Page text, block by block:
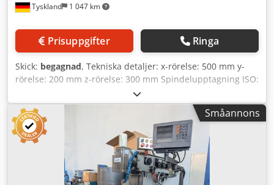
Tyskland 1 047 km
Prisuppgifter Ringa
Skick: begagnad, Tekniska detaljer: x-rörelse: 500 mm y-
rörelse: 200 mm z-rörelse: 300 mm Spindelupptagning ISO:
MK 4 Vertikal pinolrörelse: 60 mm Spindelhuvud svängbart
vänster och höger: 45° Avstånd spindelspets till
inspänningsyta vertikalt: min./max.: 50 / 350 mm Utskjut
vertikalt: 250 mm Bordets fastspänningsyta: 710 x 200 mm
Bord svängbart ca.: 45° höger/vänster Varvtalsområde: 50 -
2 240 / 24 steg varv/min Matning: 25 - 1 120 / 24 steg
mm/min Totalt effektbehov: 3,2 kW Vikt ca.: 1390 kg
Maskindimension (LxBxH) ca.: 1,7 x 1,5 x 1,7 m Chodpfx
Småannons